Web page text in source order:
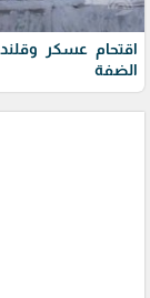
اقتحام عسكر
الضفة